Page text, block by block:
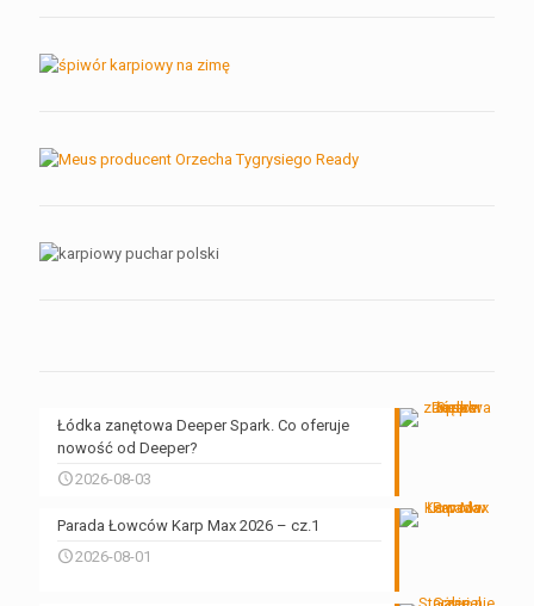
Łódka zanętowa Deeper Spark. Co oferuje
nowość od Deeper?
2026-08-03
Parada Łowców Karp Max 2026 – cz.1
2026-08-01